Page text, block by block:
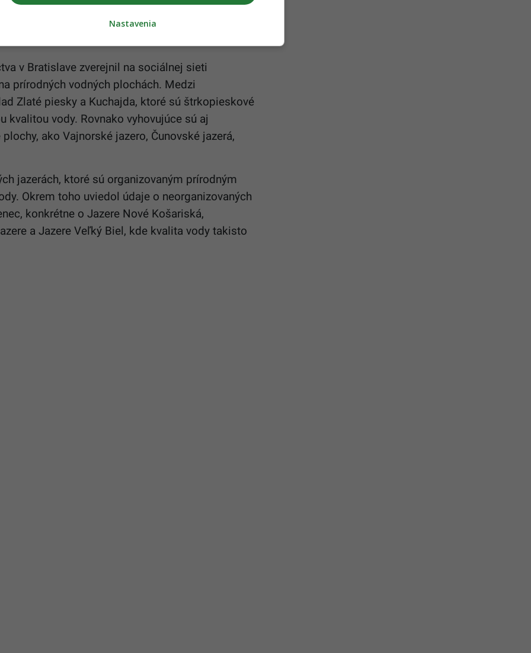
naprieč Slovenskom
v Bratislave zverejnil na sociálnej sieti
prírodných vodných plochách. Medzi
Zlaté piesky a Kuchajda, ktoré sú štrkopieskové
kvalitou vody. Rovnako vyhovujúce sú aj
ako Vajnorské jazero, Čunovské jazerá,
jazerách, ktoré sú organizovaným prírodným
Okrem toho uviedol údaje o neorganizovaných
konkrétne o Jazere Nové Košariská,
a Jazere Veľký Biel, kde kvalita vody takisto
Nastavenia